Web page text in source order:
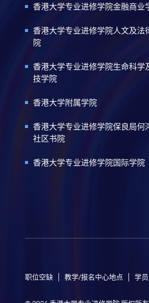
香港大学专业进修学院金融商业
香港大学专业进修学院人文及法
院
香港大学专业进修学院生命科学
技学院
香港大学附属学院
香港大学专业进修学院保良局何
社区书院
香港大学专业进修学院国际学院
职位空缺 教学/报名中心地点 学